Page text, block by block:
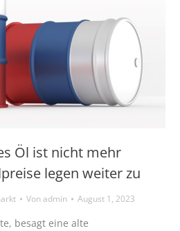
Öl ist nicht mehr
legen weiter zu
Vonadmin August 1, 2023
besagt eine alte